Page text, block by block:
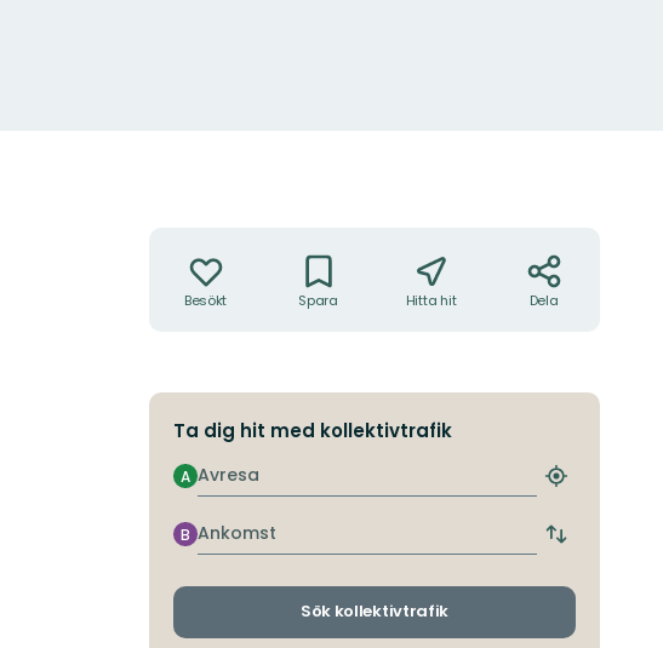
Besökt Spara Hitta hit Dela
Ta dig hit med kollektivtrafik
Avresa
A
Hitta
hållplats
Ankomst
B
Byt
och
Sök kollektivtrafik